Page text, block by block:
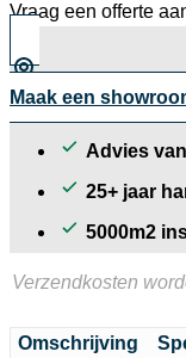
mat
cm
Vraag een offerte
Maak een
Advies
25+ jaar
5000m2
Verzendkosten
Omschrijving